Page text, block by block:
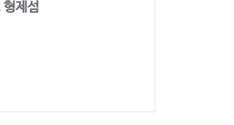
제섬